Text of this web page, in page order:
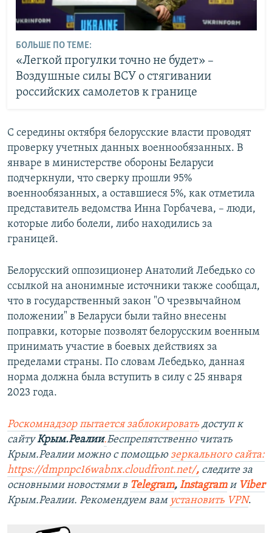
БОЛЬШЕ ПО ТЕМЕ:
«Легкой прогулки точно не будет» –
Воздушные силы ВСУ о стягивании
российских самолетов к границе
С середины октября белорусские власти проводят
проверку учетных данных военнообязанных. В
январе в министерстве обороны Беларуси
подчеркнули, что сверку прошли 95%
военнообязанных, а оставшиеся 5%, как отметила
представитель ведомства Инна Горбачева, – люди,
которые либо болели, либо находились за
границей.
Белорусский оппозиционер Анатолий Лебедько со
ссылкой на анонимные источники также сообщал,
что в государственный закон "О чрезвычайном
положении" в Беларуси были тайно внесены
поправки, которые позволят белорусским военным
принимать участие в боевых действиях за
пределами страны. По словам Лебедько, данная
норма должна была вступить в силу с 25 января
2023 года.
Роскомнадзор пытается заблокировать доступ к
сайтуКрым.Реалии.Беспрепятственно читать
Крым.Реалии можно с помощью зеркального сайта:
https://dmpnpc16wabnx.cloudfront.net/, следите за
основными новостями в Telegram, Instagramи Viber
Крым.Реалии. Рекомендуем вам установить VPN.